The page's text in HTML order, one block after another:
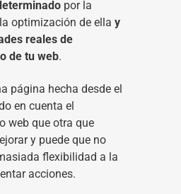
por la
optimización de ella y
reales de
de tu web.
página hecha desde el
en cuenta el
web que otra que
y puede que no
flexibilidad a la
acciones.